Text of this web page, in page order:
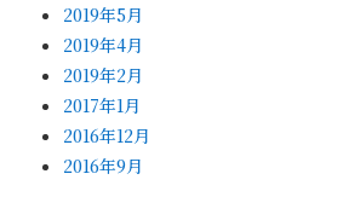
2019年5月
2019年4月
2019年2月
2017年1月
2016年12月
2016年9月